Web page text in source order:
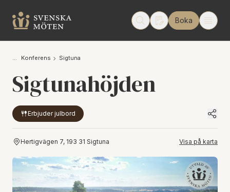
Boka
Konferens Sigtuna
Sigtunahöjden
Erbjuder julbord
Hertigvägen 7, 193 31 Sigtuna Visa på karta